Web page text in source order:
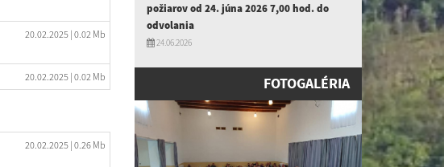
20.02.2025 | 0.02 Mb
20.02.2025 | 0.02 Mb
20.02.2025 | 0.26 Mb
požiarov od 24. júna 2026 7,00 hod. do
odvolania
24.06.2026
FOTOGALÉRIA